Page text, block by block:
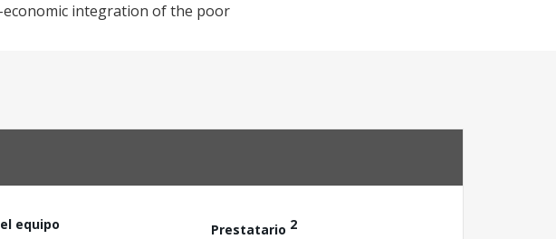
integration of the poor
equipo
Prestatario 2